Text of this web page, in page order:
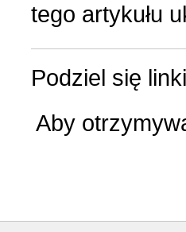
tego artykułu
Podziel się
Aby